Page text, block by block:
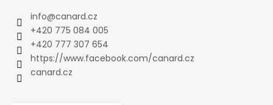
info@canard.cz
+420 775 084 005
+420 777 307 654
https://www.facebook.com/canard.cz
canard.cz